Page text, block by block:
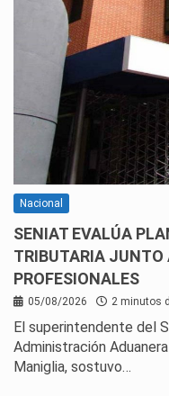
Nacional
SENIAT EVALÚA
TRIBUTARIA JUNTO
PROFESIONALES
05/08/2026 2 minutos
El superintendente del
Administración
Maniglia, sostuvo…